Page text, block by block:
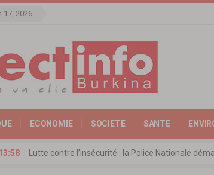
17, 2026
ECONOMIE SOCIETE SANTE
Agence de Promotion de l’Expertise Nationale :